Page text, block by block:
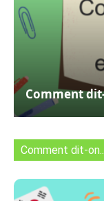
Comment
Comment dit-